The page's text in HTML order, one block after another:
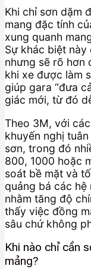
Khi chỉ sơn dặm
mang đặc tính
xung quanh
Sự khác biệt
nhưng sẽ rõ hơn
khi xe được làm
giúp gara “đưa
giác mới, từ đó
Theo 3M, với
khuyến nghị
sơn, trong đó
800, 1000 hoặc
soát bề mặt và
quảng bá các hệ
nhằm tăng độ
thấy việc đồng
sâu chứ không
Khi nào chỉ cần
mảng?